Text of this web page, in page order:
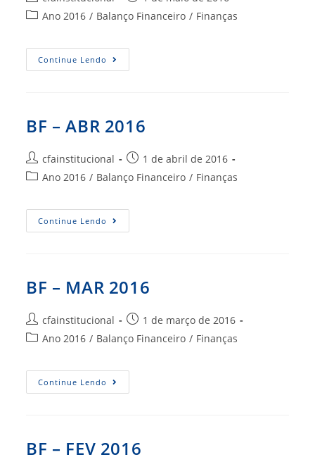
do
publicado:
Categoria
post:
Ano 2016 / Balanço Financeiro / Finanças
Continue Lendo BF
–
BF – ABR 2016
Autor
do
cfainstitucional
Post
publicado:
1 de abril de 2016
Categoria
post:
Ano 2016 / Balanço Financeiro / Finanças
Continue Lendo BF
–
BF – MAR 2016
Autor
do
cfainstitucional
Post
publicado:
1 de março de 2016
Categoria
post:
Ano 2016 / Balanço Financeiro / Finanças
Continue Lendo BF
–
BF – FEV 2016